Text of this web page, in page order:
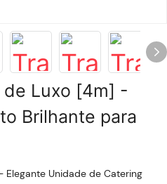
de Luxo [4m] -
Brilhante para
Elegante Unidade de Catering